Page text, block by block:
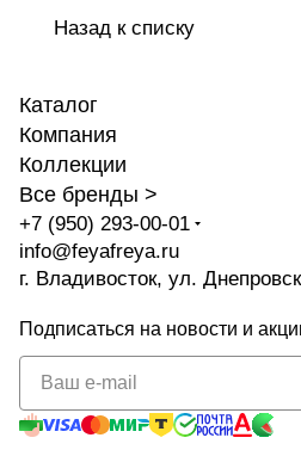
Назад к списку
Каталог
Компания
Коллекции
Все бренды >
+7 (950) 293-00-01
info@feyafreya.ru
г. Владивосток, ул.
Подписаться на новости и